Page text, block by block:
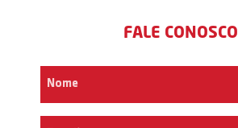
FALE CONOSCO